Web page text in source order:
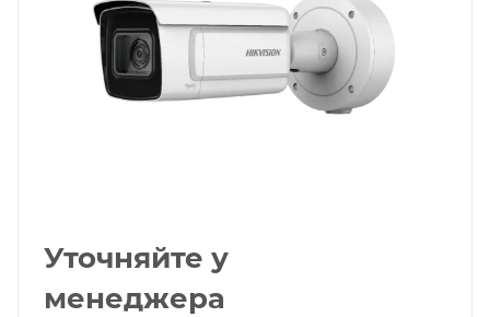
Уточняйте у
менеджера